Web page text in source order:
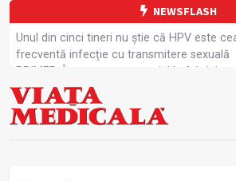
NEWSFLASH
Unul din cinci tineri nu știe că HPV este
frecventă infecție cu transmitere sexuală
PRIMER: Întreruperea energiei în fabrici ar
pacienții în pericol
Subiecte unice la examenul de specialist
Comercializarea unor medicamente,